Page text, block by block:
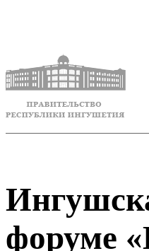
форуме